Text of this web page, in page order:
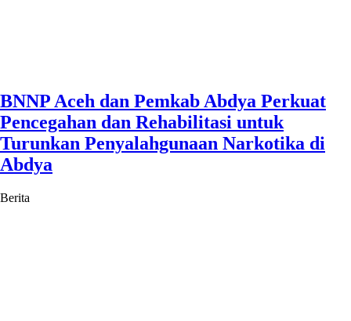
BNNP Aceh dan Pemkab Abdya Perkuat
Pencegahan dan Rehabilitasi untuk
Turunkan Penyalahgunaan Narkotika di
Abdya
Berita